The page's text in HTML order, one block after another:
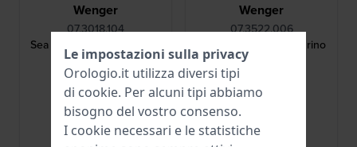
Wenger
07.3018.104
Sea Force 18 mm cinturino
nero in silicone
21,00 €
● Disponibile
Wenger
07.3522.006
Seaforce 22 mm Cinturino
in silicone blu
21,00 €
● Disponibile
Le impostazioni sulla privacy
Orologio.it utilizza diversi tipi
di cookie. Per alcuni tipi abbiamo
bisogno del vostro consenso.
I cookie necessari e le statistiche